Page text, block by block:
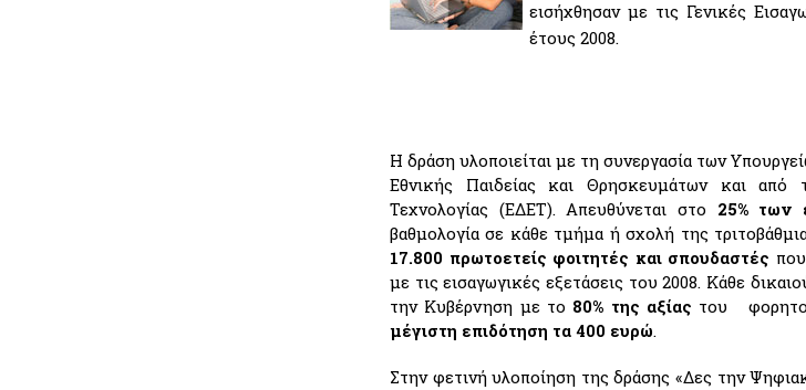
εισήχθησαν με τις Γενικές
έτους 2008.
Η δράση υλοποιείται με τη συνεργασία των
Εθνικής Παιδείας και Θρησκευμάτων και
Τεχνολογίας (ΕΔΕΤ). Απευθύνεται στο 25% των
βαθμολογία σε κάθε τμήμα ή σχολή της
17.800 πρωτοετείς φοιτητές και σπουδαστές
με τις εισαγωγικές εξετάσεις του 2008. Κάθε
την Κυβέρνηση με το 80% της αξίας του
μέγιστη επιδότηση τα 400 ευρώ.
Στην φετινή υλοποίηση της δράσης «Δες την